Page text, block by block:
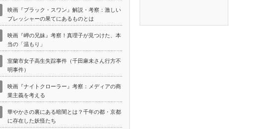
映画『ブラック・スワン』解説・考察：激しい
プレッシャーの果てにあるものとは
映画『岬の兄妹』考察！真理子が見つけた、本
当の「温もり」
室蘭市女子高生失踪事件（千田麻未さん行方不
明事件）
映画『ナイトクローラー』考察：メディアの商
業主義を考える
華やかさの裏にある暗闇とは？千年の都・京都
に存在した妖怪たち